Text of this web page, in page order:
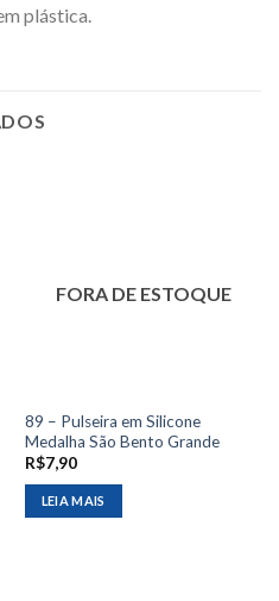
plástica.
FORA DE ESTOQUE
89 – Pulseira em Silicone
Medalha São Bento Grande
R$7,90
LEIA MAIS